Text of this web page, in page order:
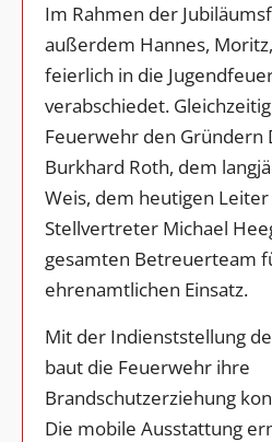
Im Rahmen der
außerdem Hannes,
feierlich in die
verabschiedet.
Feuerwehr den Gründern
Burkhard Roth, dem
Weis, dem heutigen
Stellvertreter Michael
gesamten Betreuerteam
ehrenamtlichen Einsatz.
Mit der Indienststellung
baut die Feuerwehr ihre
Brandschutzerziehung
Die mobile Ausstattung